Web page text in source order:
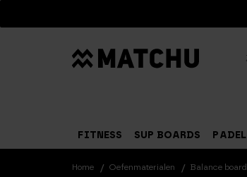
FITNESS SUP BOARDS PADEL
Home Oefenmaterialen Balance board